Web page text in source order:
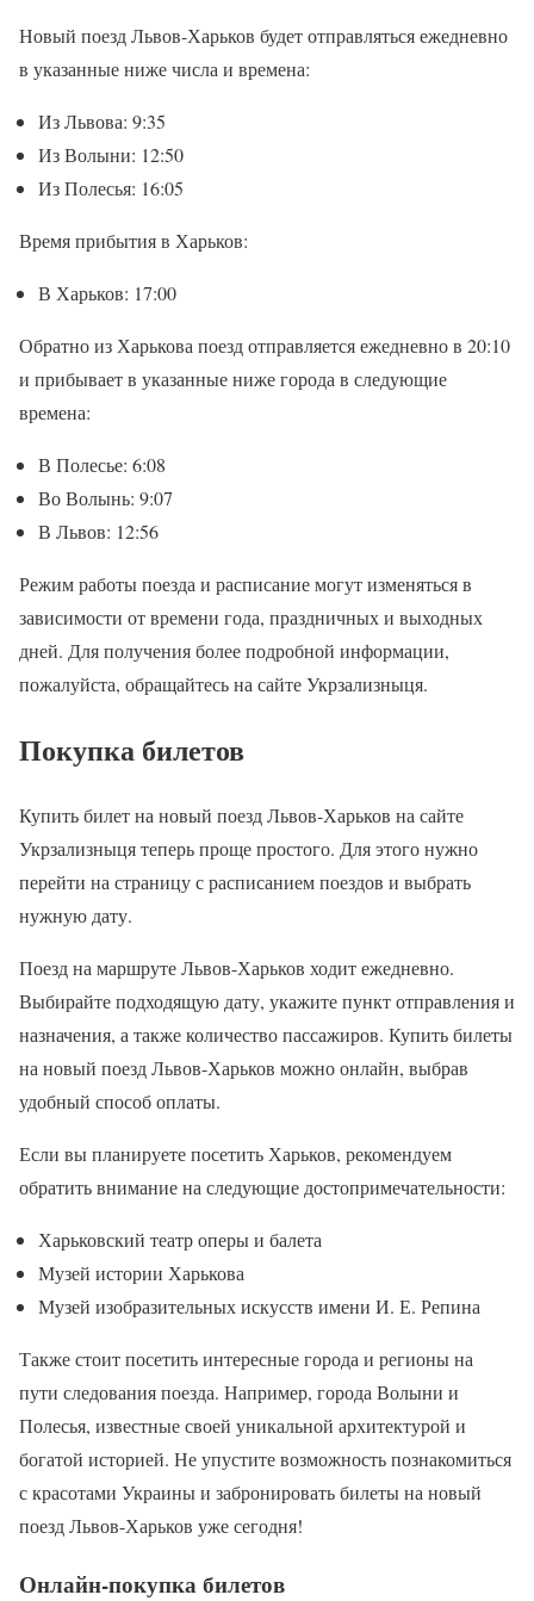
Новый поезд Львов-Харьков будет отправляться ежедневно
в указанные ниже числа и времена:
Из Львова: 9:35
Из Волыни: 12:50
Из Полесья: 16:05
Время прибытия в Харьков:
В Харьков: 17:00
Обратно из Харькова поезд отправляется ежедневно в 20:10
и прибывает в указанные ниже города в следующие
времена:
В Полесье: 6:08
Во Волынь: 9:07
В Львов: 12:56
Режим работы поезда и расписание могут изменяться в
зависимости от времени года, праздничных и выходных
дней. Для получения более подробной информации,
пожалуйста, обращайтесь на сайте Укрзализныця.
Покупка билетов
Купить билет на новый поезд Львов-Харьков на сайте
Укрзализныця теперь проще простого. Для этого нужно
перейти на страницу с расписанием поездов и выбрать
нужную дату.
Поезд на маршруте Львов-Харьков ходит ежедневно.
Выбирайте подходящую дату, укажите пункт отправления и
назначения, а также количество пассажиров. Купить билеты
на новый поезд Львов-Харьков можно онлайн, выбрав
удобный способ оплаты.
Если вы планируете посетить Харьков, рекомендуем
обратить внимание на следующие достопримечательности:
Харьковский театр оперы и балета
Музей истории Харькова
Музей изобразительных искусств имени И. Е. Репина
Также стоит посетить интересные города и регионы на
пути следования поезда. Например, города Волыни и
Полесья, известные своей уникальной архитектурой и
богатой историей. Не упустите возможность познакомиться
с красотами Украины и забронировать билеты на новый
поезд Львов-Харьков уже сегодня!
Онлайн-покупка билетов